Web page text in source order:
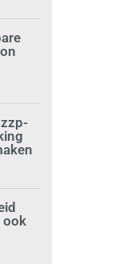
ook